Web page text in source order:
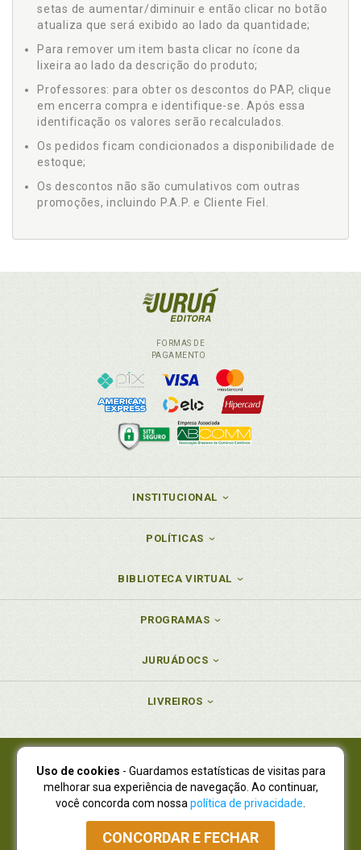
setas de aumentar/diminuir e então clicar no botão
atualiza que será exibido ao lado da quantidade;
Para remover um item basta clicar no ícone da
lixeira ao lado da descrição do produto;
Professores: para obter os descontos do PAP, clique
em encerra compra e identifique-se. Após essa
identificação os valores serão recalculados.
Os pedidos ficam condicionados a disponibilidade de
estoque;
Os descontos não são cumulativos com outras
promoções, incluindo P.A.P. e Cliente Fiel.
FORMAS DE
PAGAMENTO
INSTITUCIONAL
POLÍTICAS
BIBLIOTECA VIRTUAL
PROGRAMAS
JURUÁDOCS
LIVREIROS
Juruá Editora Ltda., CNPJ 77.535.508/0001-19
Juruá Informática Ltda., CNPJ 01.701.561/0001-80
NOVO ENDEREÇO:R. Flávio Dallegrave, 7665, São Lourenço |
Curitiba - Paraná - CEP 82210-310
Atendimento: (41) 4009-3900|Vendas Atacado: (41) 4009-3939
Uso de cookies - Guardamos estatísticas de visitas para
melhorar sua experiência de navegação. Ao continuar,
você concorda com nossa política de privacidade
CONCORDAR E FECHAR